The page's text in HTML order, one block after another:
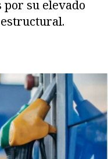
su elevado